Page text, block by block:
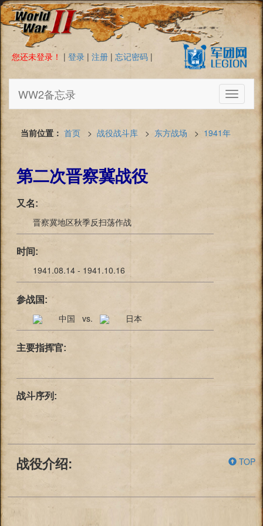
您还未登录！ | 登录 | 注册 | 忘记密码 |
Toggle
WW2备忘录
当前位置： 首页 > 战役战斗库 > 东方战场 > 1941年
第二次晋察冀战役
又名:
晋察冀地区秋季反扫荡作战
时间:
1941.08.14 - 1941.10.16
参战国:
中国 vs. 日本
主要指挥官:
战斗序列:
战役介绍: TOP